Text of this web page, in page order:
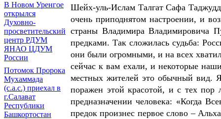
В Новом Уренгое
открылся
Духовно-
просветительский
центр РДУМ
ЯНАО ЦДУМ
России
Потомок Пророка
Мухаммада
(с.а.с.) приехал в
г.Салават
Республики
Башкортостан
Шейх-уль-Ислам Талгат Сафа
очень приподнятом настроении, и
страны Владимира Владимировича
предками. Так сложилась судьба:
они были огромными, и на всех
сейчас к вам ехали, и некоторые
местных жителей это обычный вид.
поражен этой красотой, и с тех
предназначении человека: «Когда
предок произнес первое слово –